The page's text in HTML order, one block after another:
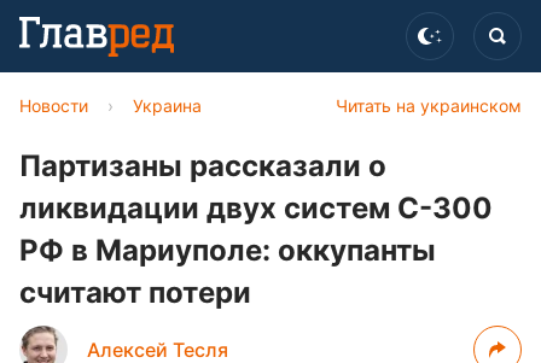
Читать на украинском
Новости › Украина
Партизаны рассказали о
ликвидации двух систем С-300
РФ в Мариуполе: оккупанты
считают потери
Алексей Тесля